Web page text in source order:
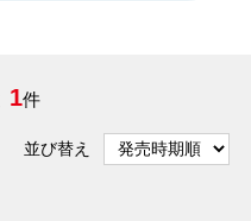
1件
並び替え